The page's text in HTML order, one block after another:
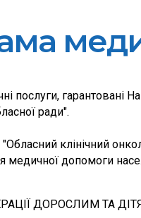
послуги, гарантовані
ради".
клінічний
медичної допомоги
ДОРОСЛИМ ТА